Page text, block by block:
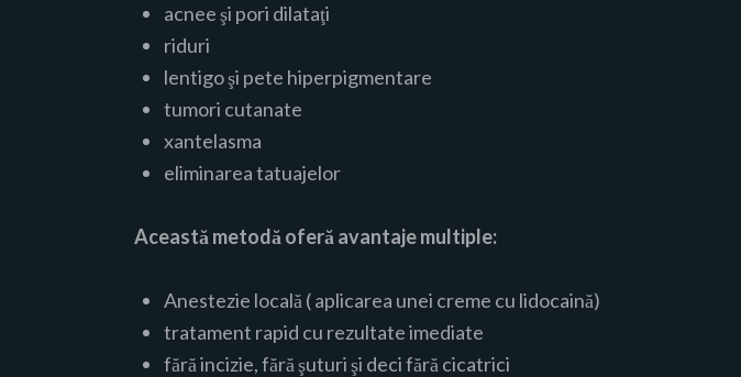
acnee şi pori dilataţi
riduri
lentigo şi pete hiperpigmentare
tumori cutanate
xantelasma
eliminarea tatuajelor
Această metodă oferă avantaje multiple:
Anestezie locală ( aplicarea unei creme cu lidocaină)
tratament rapid cu rezultate imediate
fără incizie, fără şuturi şi deci fără cicatrici